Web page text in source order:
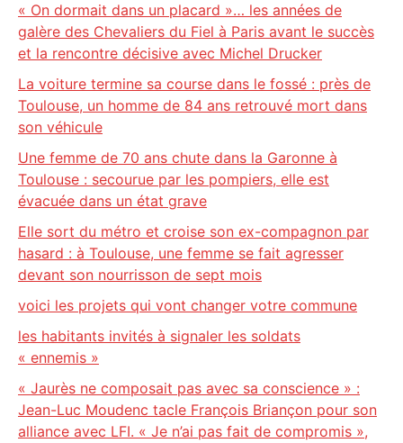
« On dormait dans un placard »… les années de
galère des Chevaliers du Fiel à Paris avant le succès
et la rencontre décisive avec Michel Drucker
La voiture termine sa course dans le fossé : près de
Toulouse, un homme de 84 ans retrouvé mort dans
son véhicule
Une femme de 70 ans chute dans la Garonne à
Toulouse : secourue par les pompiers, elle est
évacuée dans un état grave
Elle sort du métro et croise son ex-compagnon par
hasard : à Toulouse, une femme se fait agresser
devant son nourrisson de sept mois
voici les projets qui vont changer votre commune
les habitants invités à signaler les soldats
« ennemis »
« Jaurès ne composait pas avec sa conscience » :
Jean-Luc Moudenc tacle François Briançon pour son
alliance avec LFI. « Je n’ai pas fait de compromis »,